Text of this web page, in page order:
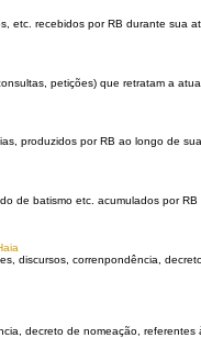
etc. recebidos por RB durante sua
petições) que retratam a
produzidos por RB ao longo de
de batismo etc. acumulados por RB
discursos, correnpondência,
decreto de nomeação,